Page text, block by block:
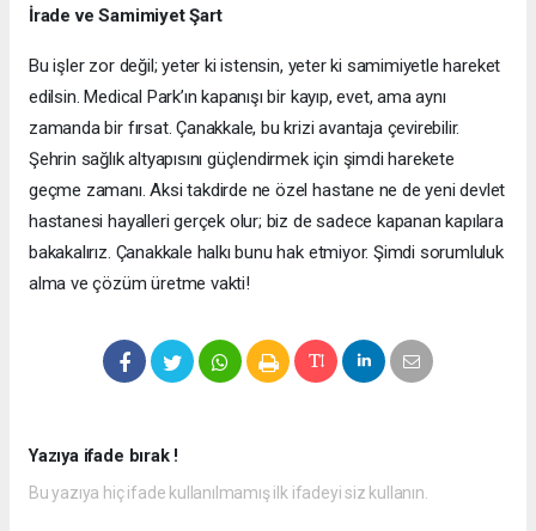
İrade ve Samimiyet Şart
Bu işler zor değil; yeter ki istensin, yeter ki samimiyetle hareket
edilsin. Medical Park’ın kapanışı bir kayıp, evet, ama aynı
zamanda bir fırsat. Çanakkale, bu krizi avantaja çevirebilir.
Şehrin sağlık altyapısını güçlendirmek için şimdi harekete
geçme zamanı. Aksi takdirde ne özel hastane ne de yeni devlet
hastanesi hayalleri gerçek olur; biz de sadece kapanan kapılara
bakakalırız. Çanakkale halkı bunu hak etmiyor. Şimdi sorumluluk
alma ve çözüm üretme vakti!
Yazıya ifade bırak !
Bu yazıya hiç ifade kullanılmamış ilk ifadeyi siz kullanın.